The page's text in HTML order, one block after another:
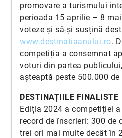
promovare a turismului
perioada 15 aprilie – 8
voteze și să-și susțină
www.destinatiaanului.ro.
competiția a consemnat
voturi din partea
așteaptă peste 500.000 de
DESTINAȚIILE FINALISTE
Ediția 2024 a competiției
record de înscrieri: 300 de
trei ori mai multe decât în